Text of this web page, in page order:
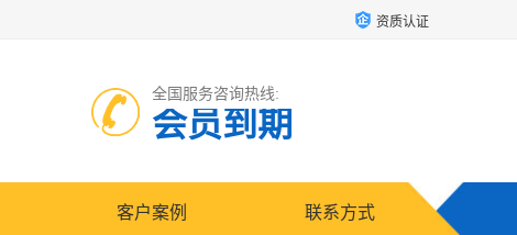
资质认证
全国服务咨询热线:
会员到期
客户案例 联系方式